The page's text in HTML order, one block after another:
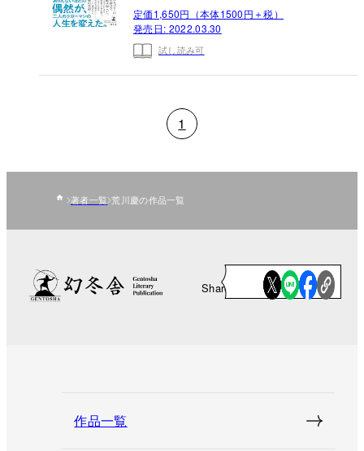
定価1,650円（本体1500円＋税）
発売日: 2022.03.30
試し読み可
1
著者一覧 荒川慶の作品一覧
Share
作品一覧